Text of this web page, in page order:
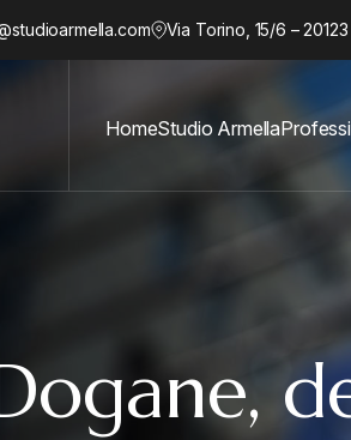
Via Torino, 15/6 –
HomeStudio Armella